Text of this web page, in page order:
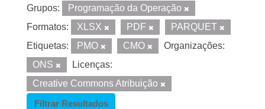
Grupos:
Programação da Operação
Formatos:
XLSX PDF
PARQUET
Etiquetas:
PMO CMO
Organizações:
ONS
Licenças:
Creative Commons Atribuição
Filtrar Resultados